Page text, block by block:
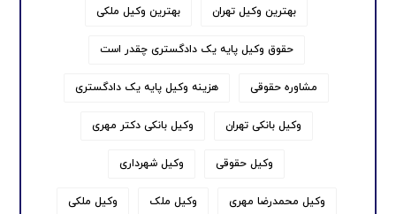
بهترین وکیل تهران بهترین وکیل ملکی
حقوق وکیل پایه یک دادگستری چقدر است
مشاوره حقوقی هزینه وکیل پایه یک دادگستری
وکیل بانکی تهران وکیل بانکی دکتر مهری
وکیل حقوقی وکیل شهرداری
وکیل محمدرضا مهری وکیل ملک وکیل ملکی